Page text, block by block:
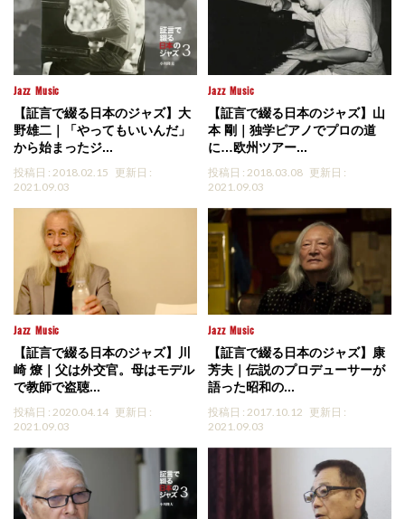
Jazz Music
【証言で綴る日本のジャズ】大
野雄二｜「やってもいいんだ」
から始まったジ...
投稿日 : 2018.02.15 更新日 :
2021.09.03
Jazz Music
【証言で綴る日本のジャズ】山
本 剛｜独学ピアノでプロの道
に…欧州ツアー...
投稿日 : 2018.03.08 更新日 :
2021.09.03
Jazz Music
【証言で綴る日本のジャズ】川
崎 燎｜父は外交官。母はモデル
で教師で盗聴...
投稿日 : 2020.04.14 更新日 :
2021.09.03
Jazz Music
【証言で綴る日本のジャズ】康
芳夫｜伝説のプロデューサーが
語った昭和の...
投稿日 : 2017.10.12 更新日 :
2021.09.03